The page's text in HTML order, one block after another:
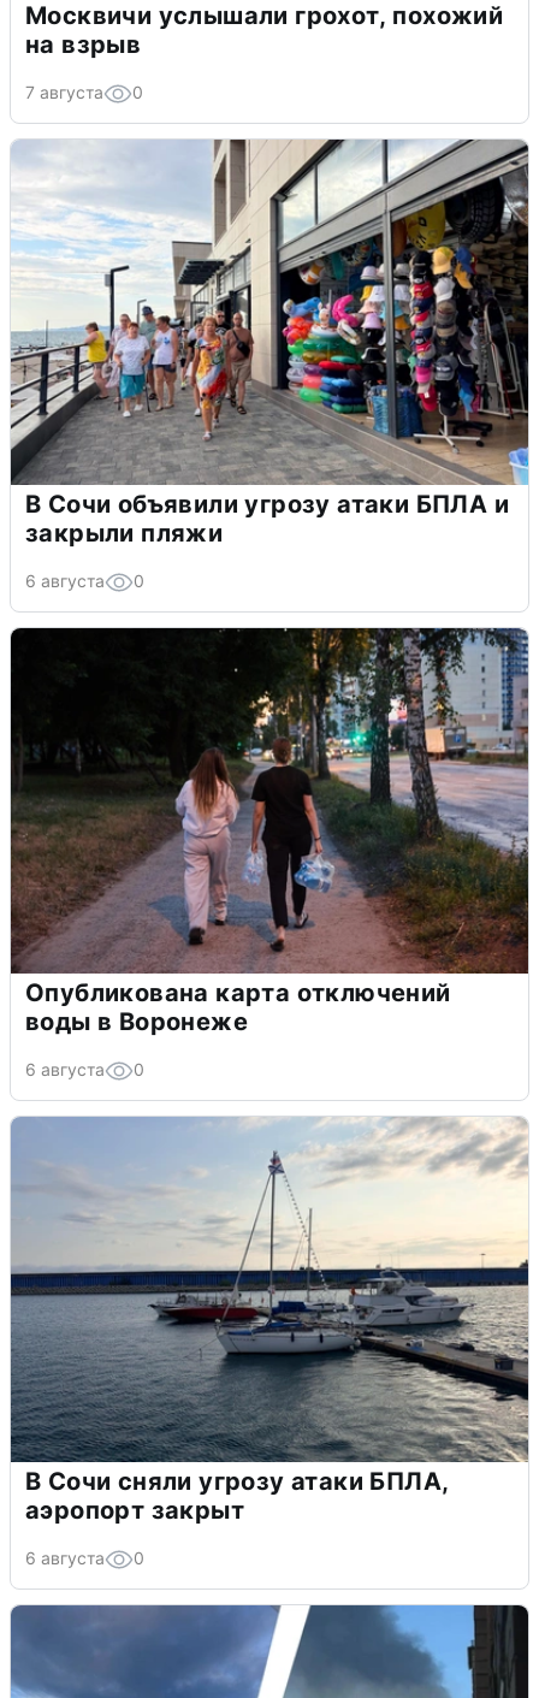
Москвичи услышали грохот, похожий
на взрыв
7 августа 0
В Сочи объявили угрозу атаки БПЛА и
закрыли пляжи
6 августа 0
Опубликована карта отключений
воды в Воронеже
6 августа 0
В Сочи сняли угрозу атаки БПЛА,
аэропорт закрыт
6 августа 0